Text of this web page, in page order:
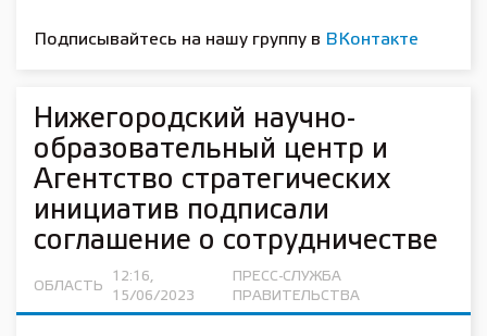
Подписывайтесь на нашу группу в ВКонтакте
Нижегородский научно-
образовательный центр и
Агентство стратегических
инициатив подписали
соглашение о сотрудничестве
ОБЛАСТЬ
12:16,
15/06/2023
ПРЕСС-СЛУЖБА
ПРАВИТЕЛЬСТВА